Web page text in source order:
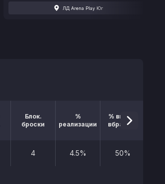
ЛД Arena Play Юг
Блок.
броски
%
реализации
% выигр.
вбрасыв.
4 4.5% 50%